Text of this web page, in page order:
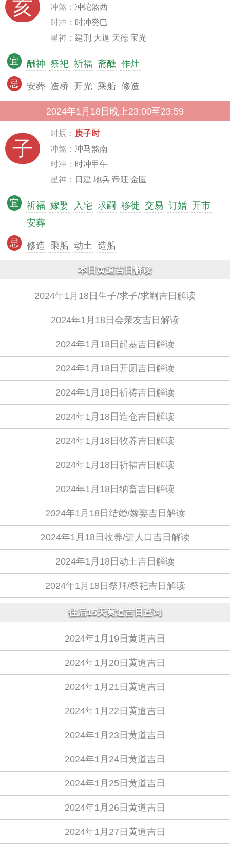
亥
冲煞： 冲蛇煞西
时冲： 时冲癸巳
星神： 建刑 大退 天德 宝光
宜 酬神 祭祀 祈福 斋醮 作灶
忌 安葬 造桥 开光 乘船 修造
2024年1月18日晚上23:00至23:59
子
时辰： 庚子时
冲煞： 冲马煞南
时冲： 时冲甲午
星神： 日建 地兵 帝旺 金匮
宜 祈福 嫁娶 入宅 求嗣 移徙 交易 订婚 开市
安葬
忌 修造 乘船 动土 造船
本日黄道吉日解读
2024年1月18日生子/求子/求嗣吉日解读
2024年1月18日会亲友吉日解读
2024年1月18日起基吉日解读
2024年1月18日开厕吉日解读
2024年1月18日祈祷吉日解读
2024年1月18日造仓吉日解读
2024年1月18日牧养吉日解读
2024年1月18日祈福吉日解读
2024年1月18日纳畜吉日解读
2024年1月18日结婚/嫁娶吉日解读
2024年1月18日收养/进人口吉日解读
2024年1月18日动土吉日解读
2024年1月18日祭拜/祭祀吉日解读
往后15天黄道吉日查询
2024年1月19日黄道吉日
2024年1月20日黄道吉日
2024年1月21日黄道吉日
2024年1月22日黄道吉日
2024年1月23日黄道吉日
2024年1月24日黄道吉日
2024年1月25日黄道吉日
2024年1月26日黄道吉日
2024年1月27日黄道吉日